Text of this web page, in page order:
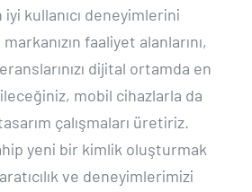
kullanıcı deneyimlerini
faaliyet alanlarını,
dijital ortamda en
mobil cihazlarla da
çalışmaları üretiriz.
yeni bir kimlik oluşturmak
ve deneyimlerimizi